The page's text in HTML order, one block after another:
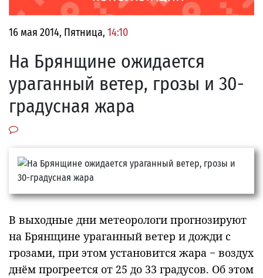
16 мая 2014, Пятница, 14:10
На Брянщине ожидается
ураганный ветер, грозы и 30-
градусная жара
В выходные дни метеорологи прогнозируют
на Брянщине ураганный ветер и дожди с
грозами, при этом установится жара − воздух
днём прогреется от 25 до 33 градусов. Об этом